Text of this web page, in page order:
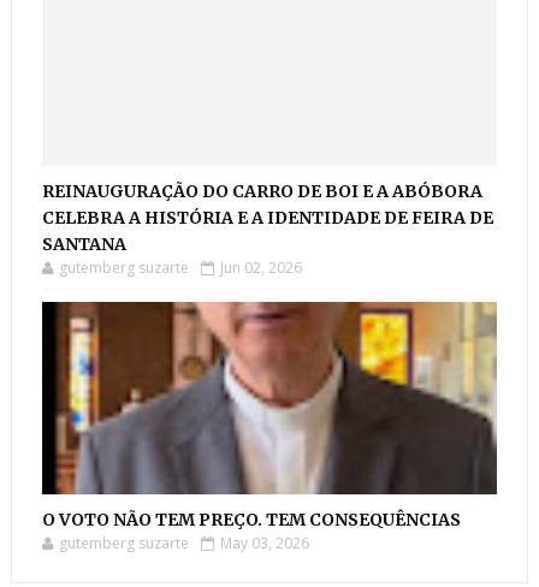
REINAUGURAÇÃO DO CARRO DE BOI E A ABÓBORA
CELEBRA A HISTÓRIA E A IDENTIDADE DE FEIRA DE
SANTANA
gutemberg suzarte Jun 02, 2026
O VOTO NÃO TEM PREÇO. TEM CONSEQUÊNCIAS
gutemberg suzarte May 03, 2026